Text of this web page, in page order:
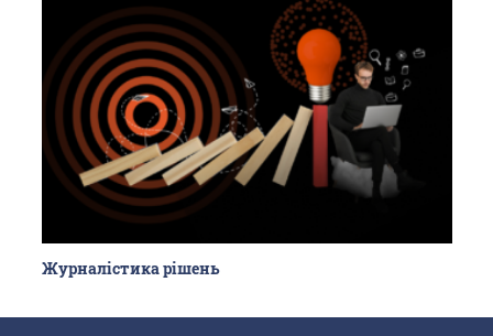
Журналістика рішень